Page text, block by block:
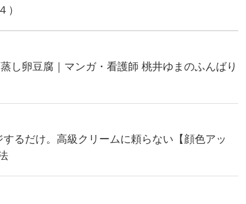
）
し卵豆腐｜マンガ・看護師 桃井ゆまのふんばり
るだけ。高級クリームに頼らない【顔色アッ